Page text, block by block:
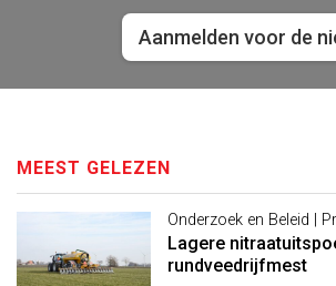
Aanmelden voor de
MEEST GELEZEN
Onderzoek en Beleid |
Lagere
rundveedrijfmest